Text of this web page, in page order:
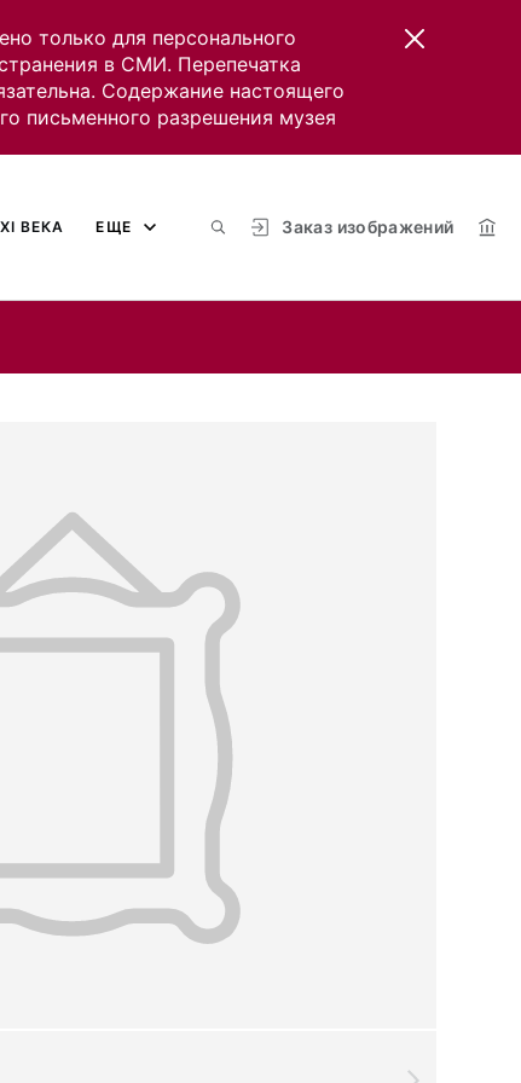
только для персонального
в СМИ. Перепечатка
Содержание настоящего
письменного разрешения музея
Заказ изображений
ВЕКА ЕЩЕ